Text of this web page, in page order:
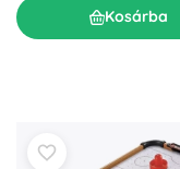
Kosárba